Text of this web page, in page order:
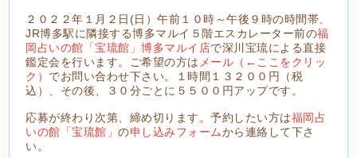
２０２２年１月２日(日）午前１０時～午後９時の時間帯、
JR博多駅に隣接する博多マルイ５階エスカレーター前の福
岡占いの館「宝琉館」博多マルイ店で深川宝琉による直接
鑑定会を行います。ご希望の方は メール（←ここをクリッ
ク） でお問い合わせ下さい。１時間１３２００円（税
込）、その後、３０分ごとに５５００円アップです。
応募が終わり次第、締め切ります。予約したい方は福岡占
いの館「宝琉館」の申し込みフォームから連絡して下さ
い。